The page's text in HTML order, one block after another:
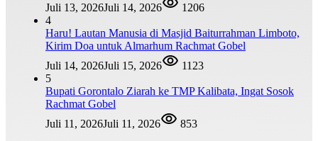
Juli 13, 2026Juli 14, 2026
1206
4
Haru! Lautan Manusia di Masjid Baiturrahman Limboto,
Kirim Doa untuk Almarhum Rachmat Gobel
Juli 14, 2026Juli 15, 2026
1123
5
Bupati Gorontalo Ziarah ke TMP Kalibata, Ingat Sosok
Rachmat Gobel
Juli 11, 2026Juli 11, 2026 853